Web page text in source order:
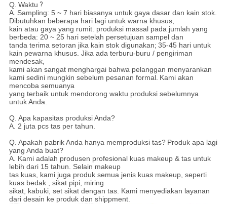
Q. Waktu ?
A. Sampling: 5 ~ 7 hari biasanya untuk gaya dasar dan kain stok.
Dibutuhkan beberapa hari lagi untuk warna khusus,
kain atau gaya yang rumit. produksi massal pada jumlah yang
berbeda: 20 ~ 25 hari setelah persetujuan sampel dan
tanda terima setoran jika kain stok digunakan; 35-45 hari untuk
kain pewarna khusus. Jika ada terburu-buru / pengiriman
mendesak,
kami akan sangat menghargai bahwa pelanggan menyarankan
kami sedini mungkin sebelum pesanan formal. Kami akan
mencoba semuanya
yang terbaik untuk mendorong waktu produksi sebelumnya
untuk Anda.
Q. Apa kapasitas produksi Anda?
A. 2 juta pcs tas per tahun.
Q. Apakah pabrik Anda hanya memproduksi tas? Produk apa lagi
yang Anda buat?
A. Kami adalah produsen profesional kuas makeup & tas untuk
lebih dari 15 tahun. Selain makeup
tas kuas, kami juga produk semua jenis kuas makeup, seperti
kuas bedak , sikat pipi, miring
sikat, kabuki, set sikat dengan tas. Kami menyediakan layanan
dari desain ke produk dan shippment.